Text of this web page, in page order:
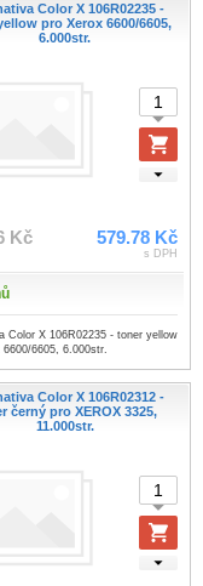
Color X 106R02235 -
pro Xerox 6600/6605,
6.000str.
Kč 579.78 Kč
s DPH
Color X 106R02235 - toner yellow
6600/6605, 6.000str.
Color X 106R02312 -
černý pro XEROX 3325,
11.000str.